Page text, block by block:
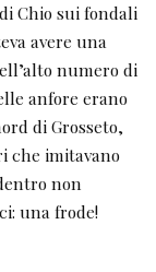
Chio sui fondali
avere una
numero di
anfore erano
di Grosseto,
che imitavano
non
una frode!